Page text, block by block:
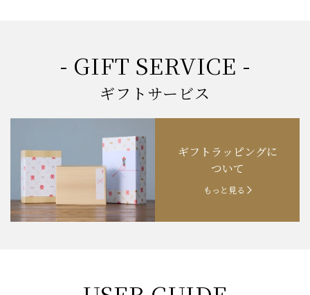
- GIFT SERVICE -
ギフトサービス
ギフトラッピングに
ついて
もっと見る